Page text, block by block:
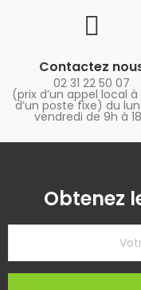
Contactez
02 31 22 50 07
(prix d’un appel local
d’un poste fixe) du
vendredi de 9h à
Obtenez